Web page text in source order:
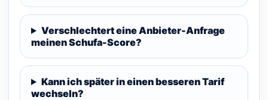
Verschlechtert eine Anbieter-Anfrage
meinen Schufa-Score?
Kann ich später in einen besseren Tarif
wechseln?